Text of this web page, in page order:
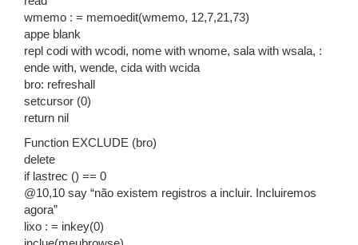
wmemo : = memoedit(wmemo, 12,7,21,73)
appe blank
repl codi with wcodi, nome with wnome, sala with wsala, :
ende with, wende, cida with wcida
bro: refreshall
setcursor (0)
return nil
Function EXCLUDE (bro)
delete
if lastrec () == 0
@10,10 say “não existem registros a incluir. Incluiremos
agora”
lixo : = inkey(0)